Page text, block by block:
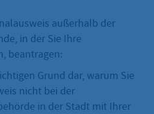
außerhalb der
in der Sie Ihre
beantragen:
Grund dar, warum Sie
nicht bei der
in der Stadt mit Ihrer